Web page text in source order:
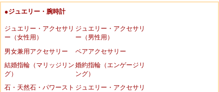
●ジュエリー・腕時計
ジュエリー・アクセサリ
ー（女性用）
ジュエリー・アクセサリ
ー（男性用）
男女兼用アクセサリー
ペアアクセサリー
結婚指輪（マリッジリン
グ）
婚約指輪（エンゲージリ
ング）
石・天然石・パワースト ジュエリー・アクセサリ